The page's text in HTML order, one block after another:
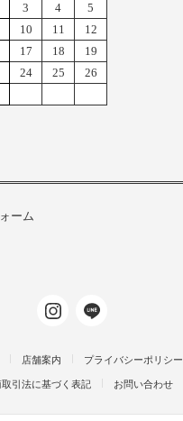
3 4
5
10 11
12
17 18
19
24 25
26
ーム
店舗案内 プライバシーポリシー
引法に基づく表記 お問い合わせ